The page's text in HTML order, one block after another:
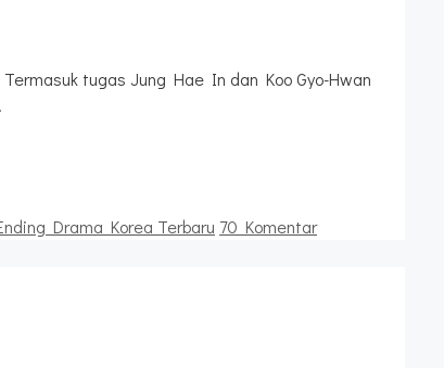
tugas Jung Hae In dan Koo Gyo-Hwan
Drama Korea Terbaru 70 Komentar